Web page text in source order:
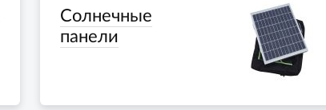
Солнечные
панели